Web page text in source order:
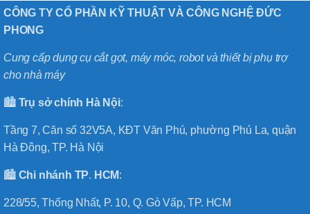
CÔNG TY CỔ PHẦN KỸ THUẬT VÀ CÔNG NGHỆ ĐỨC
PHONG
Cung cấp dụng cụ cắt gọt, máy móc, robot và thiết bị phụ trợ
cho nhà máy
🏙️ Trụ sở chính Hà Nội:
Tầng 7, Căn số 32V5A, KĐT Văn Phú, phường Phú La, quận
Hà Đông, TP. Hà Nội
🏙️ Chi nhánh TP. HCM:
228/55, Thống Nhất, P. 10, Q. Gò Vấp, TP. HCM